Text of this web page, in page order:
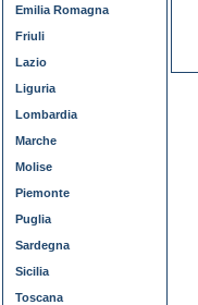
Emilia Romagna
Friuli
Lazio
Liguria
Lombardia
Marche
Molise
Piemonte
Puglia
Sardegna
Sicilia
Toscana